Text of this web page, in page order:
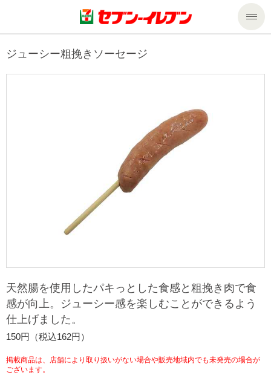
商品のご案内
セブンプレミアム
ギフト
プリペイドカード・金券
ニンテンドー・ダウンロードカード
マルチコピー機でできること
コピー
プリント
スキャン
宅配便
切手・はがき・印紙
セブン銀行ATM
チケットサービス
セブンチケット
セブン‐イレブンでお受取り
ニュースリリース
企業理念
会社概要
貸借対照表・損益計算書
サステナビリティ
セブン＆アイ・ホールディングスの重点課題
サステナビリティ活動基本方針
サステナビリティ推進体制
加盟店オーナー募集 物件募集・購入
アルバイト情報
店舗検索
ジューシー粗挽きソーセージ
天然腸を使用したパキっとした食感と粗挽き肉で食
感が向上。ジューシー感を楽しむことができるよう
仕上げました。
150円（税込162円）
掲載商品は、店舗により取り扱いがない場合や販売地域内でも未発売の場合が
ございます。